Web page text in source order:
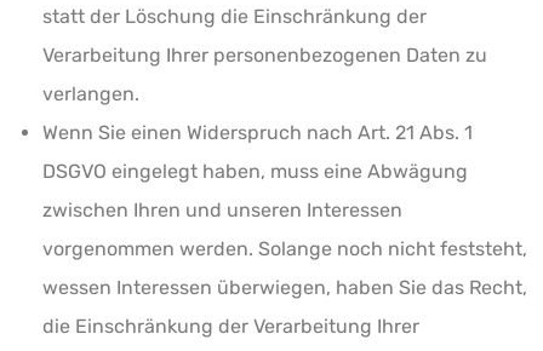
statt der Löschung die Einschränkung der
Verarbeitung Ihrer personenbezogenen Daten zu
verlangen.
Wenn Sie einen Widerspruch nach Art. 21 Abs. 1
DSGVO eingelegt haben, muss eine Abwägung
zwischen Ihren und unseren Interessen
vorgenommen werden. Solange noch nicht feststeht,
wessen Interessen überwiegen, haben Sie das Recht,
die Einschränkung der Verarbeitung Ihrer